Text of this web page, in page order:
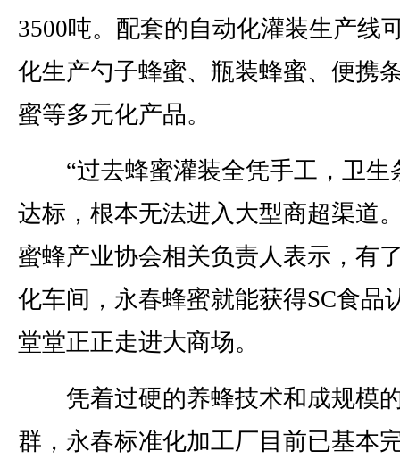
3500吨。配套的自动化灌装生产线
化生产勺子蜂蜜、瓶装蜂蜜、便携
蜜等多元化产品。
“过去蜂蜜灌装全凭手工，卫生
达标，根本无法进入大型商超渠道
蜜蜂产业协会相关负责人表示，有
化车间，永春蜂蜜就能获得SC食品
堂堂正正走进大商场。
凭着过硬的养蜂技术和成规模
群，永春标准化加工厂目前已基本